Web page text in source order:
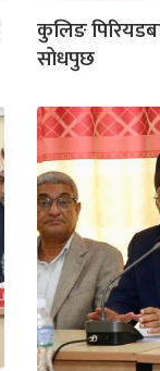
कुलिङ
सोधपुछ